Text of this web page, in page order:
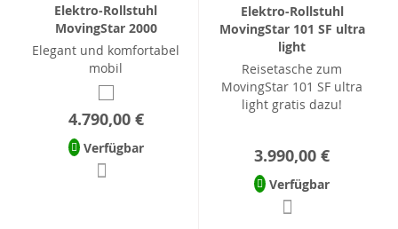
Elektro-Rollstuhl
MovingStar 2000
Elegant und komfortabel
mobil
4.790,00 €
Verfügbar
Elektro-Rollstuhl
MovingStar 101 SF ultra
light
Reisetasche zum
MovingStar 101 SF ultra
light gratis dazu!
3.990,00 €
Verfügbar